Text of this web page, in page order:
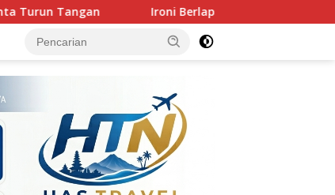
Ironi Berlapis : Gerindra Kuat Secara Nasional, Keok Di